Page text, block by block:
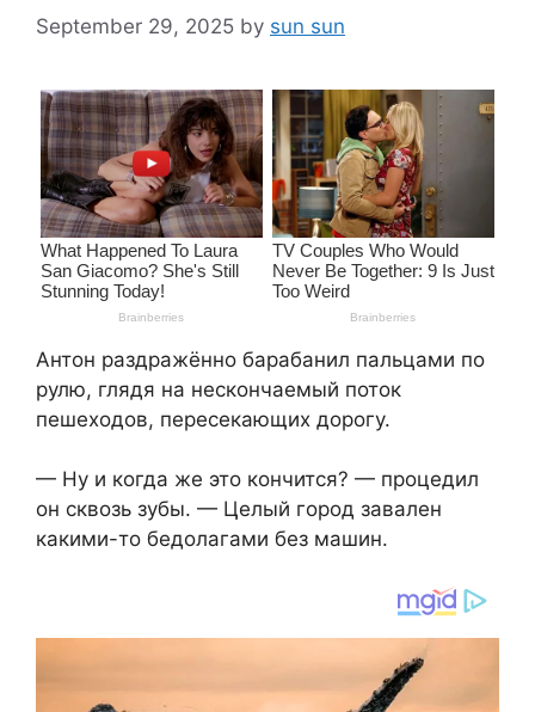
September 29, 2025 by sun sun
Антон раздражённо барабанил пальцами по
рулю, глядя на нескончаемый поток
пешеходов, пересекающих дорогу.
— Ну и когда же это кончится? — процедил
он сквозь зубы. — Целый город завален
какими-то бедолагами без машин.